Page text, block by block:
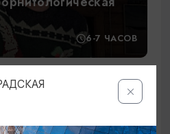
6-7 ЧАСОВ